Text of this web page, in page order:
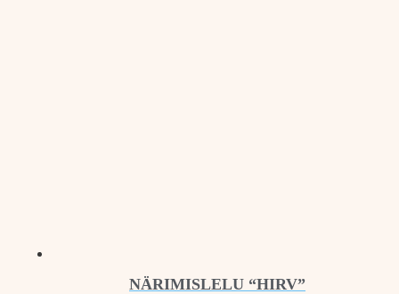
NÄRIMISLELU “HIRV”